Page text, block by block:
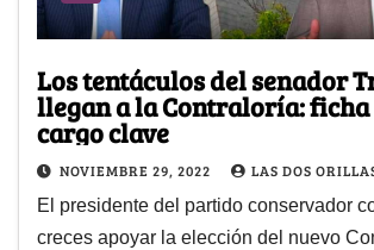
Los tentáculos del senador
llegan a la Contraloría: ficha
cargo clave
NOVIEMBRE 29, 2022 LAS DOS
El presidente del partido conservador
creces apoyar la elección del nuevo